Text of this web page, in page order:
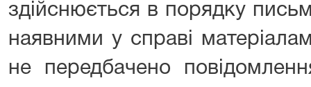
здійснюється в порядку
наявними у справі
не передбачено